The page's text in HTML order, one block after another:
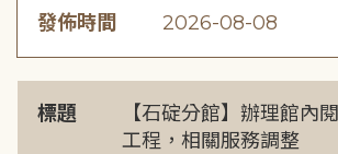
發佈時間 2026-08-08
標題
【石碇分館】辦理館內
工程，相關服務調整